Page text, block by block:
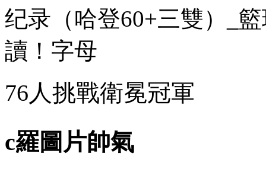
纪录 （哈登60+三雙）_籃
讀！字母
76人挑戰衛冕冠軍
c羅圖片帥氣